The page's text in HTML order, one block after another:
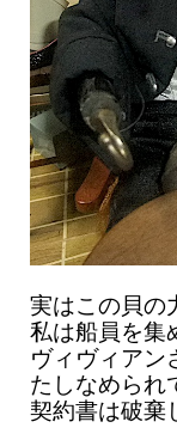
実はこの貝の
私は船員を集
ヴィヴィアン
たしなめられ
契約書は破棄